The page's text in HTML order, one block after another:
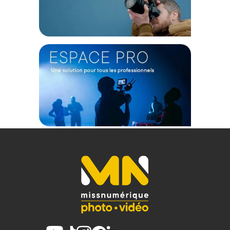
Dotée d’un volume de 20,6 litres et d’une poignée souple
ergonomique, la mallette 918 de Nanuk offre un transport
facile et sécurisée de votre équipement.
Protection maximale
La valise Nanuk 918 peut supporter des environnements
extrêmes avec un niveau de protection maximal pour tout
votre équipement professionnel. Certifiée IP67, cette mallette
est par ailleurs étanche. Il est également possible de
sécuriser et maintenir votre équipement à l’intérieur de la
mallette avec de la mousse personnalisée (en option).
Offrez une protection maximale à votre équipement avec ce
kit de séparateurs rembourrés conçu pour la valise Nanuk
918. Ce kit se compose d’un insert de protection rembourré
principal avec un ensemble de séparateurs long et court,
ainsi que d’un coussin en mousse alvéolé pour le couvercle.
Le positionnement des séparateurs à l’intérieur de l’insert est